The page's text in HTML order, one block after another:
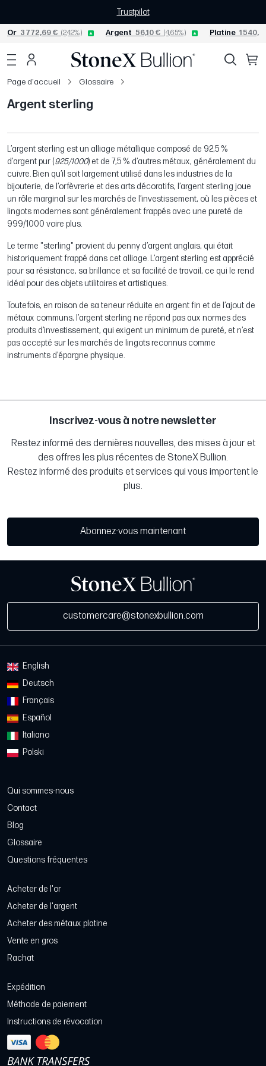
Trustpilot
Or 3 772,69 € (2,42%) Argent 56,10 € (4,65%) Platine 1
Page d'accueil Glossaire
Argent sterling
L’argent sterling est un alliage métallique composé de 92,5 %
d’argent pur (925/1000) et de 7,5 % d’autres métaux, généralement du
cuivre. Bien qu’il soit largement utilisé dans les industries de la
bijouterie, de l’orfèvrerie et des arts décoratifs, l’argent sterling joue
un rôle marginal sur les marchés de l’investissement, où les pièces et
lingots modernes sont généralement frappés avec une pureté de
999/1000 voire plus.
Le terme "sterling" provient du penny d’argent anglais, qui était
historiquement frappé dans cet alliage. L’argent sterling est apprécié
pour sa résistance, sa brillance et sa facilité de travail, ce qui le rend
idéal pour des objets utilitaires et artistiques.
Toutefois, en raison de sa teneur réduite en argent fin et de l’ajout de
métaux communs, l’argent sterling ne répond pas aux normes des
produits d’investissement, qui exigent un minimum de pureté, et n’est
pas accepté sur les marchés de lingots reconnus comme
instruments d’épargne physique.
Inscrivez-vous à notre newsletter
Restez informé des dernières nouvelles, des mises à jour et
des offres les plus récentes de StoneX Bullion.
Restez informé des produits et services qui vous importent le
plus.
Abonnez-vous maintenant
customercare@stonexbullion.com
English
Deutsch
Français
Español
Italiano
Polski
Qui sommes-nous
Contact
Blog
Glossaire
Questions fréquentes
Acheter de l'or
Acheter de l'argent
Acheter des métaux platine
Vente en gros
Rachat
Expédition
Méthode de paiement
Instructions de révocation